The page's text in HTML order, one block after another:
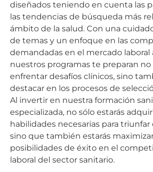
diseñados teniendo en cuenta las
las tendencias de búsqueda más
ámbito de la salud. Con una
de temas y un enfoque en las
demandadas en el mercado laboral
nuestros programas te preparan no
enfrentar desafíos clínicos, sino
destacar en los procesos de
Al invertir en nuestra formación
especializada, no sólo estarás
habilidades necesarias para triunfar
sino que también estarás
posibilidades de éxito en el
laboral del sector sanitario.